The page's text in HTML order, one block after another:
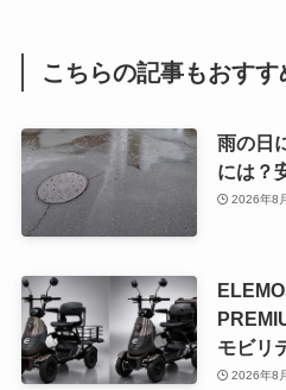
こちらの記事もおすす
雨の日
には？
2026年8
モビリ
2026年8